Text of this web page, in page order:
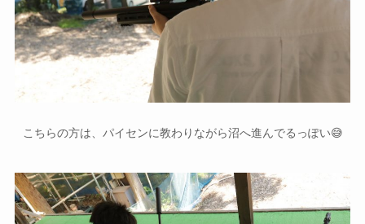
こちらの方は、パイセンに教わりながら沼へ進んでるっぽい😅